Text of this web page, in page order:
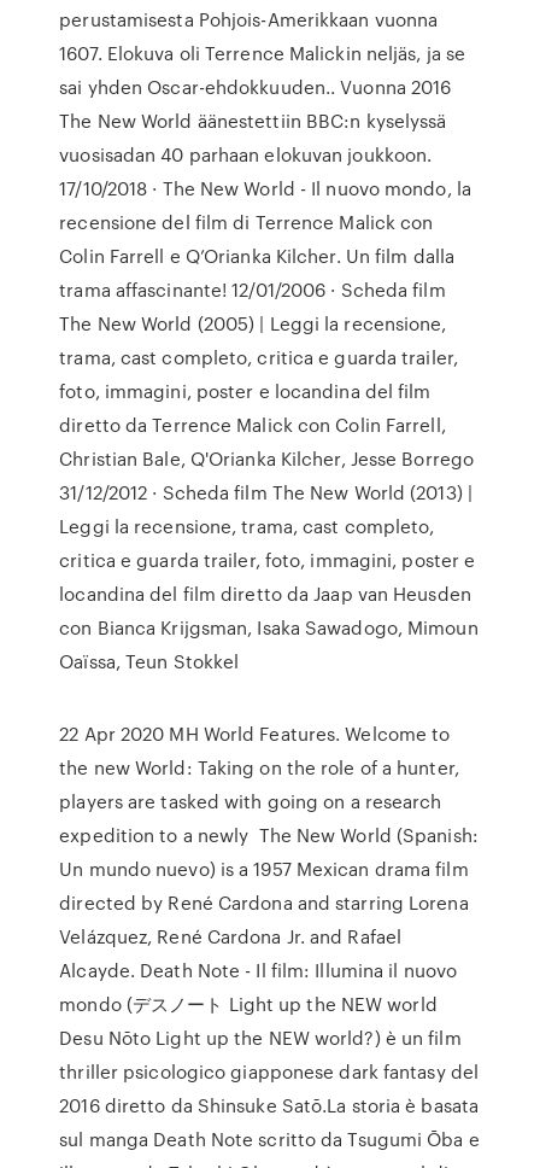
perustamisesta Pohjois-Amerikkaan vuonna
1607. Elokuva oli Terrence Malickin neljäs, ja se
sai yhden Oscar-ehdokkuuden.. Vuonna 2016
The New World äänestettiin BBC:n kyselyssä
vuosisadan 40 parhaan elokuvan joukkoon.
17/10/2018 · The New World - Il nuovo mondo, la
recensione del film di Terrence Malick con
Colin Farrell e Q’Orianka Kilcher. Un film dalla
trama affascinante! 12/01/2006 · Scheda film
The New World (2005) | Leggi la recensione,
trama, cast completo, critica e guarda trailer,
foto, immagini, poster e locandina del film
diretto da Terrence Malick con Colin Farrell,
Christian Bale, Q'Orianka Kilcher, Jesse Borrego
31/12/2012 · Scheda film The New World (2013) |
Leggi la recensione, trama, cast completo,
critica e guarda trailer, foto, immagini, poster e
locandina del film diretto da Jaap van Heusden
con Bianca Krijgsman, Isaka Sawadogo, Mimoun
Oaïssa, Teun Stokkel
22 Apr 2020 MH World Features. Welcome to
the new World: Taking on the role of a hunter,
players are tasked with going on a research
expedition to a newly The New World (Spanish:
Un mundo nuevo) is a 1957 Mexican drama film
directed by René Cardona and starring Lorena
Velázquez, René Cardona Jr. and Rafael
Alcayde. Death Note - Il film: Illumina il nuovo
mondo (デスノート Light up the NEW world
Desu Nōto Light up the NEW world?) è un film
thriller psicologico giapponese dark fantasy del
2016 diretto da Shinsuke Satō.La storia è basata
sul manga Death Note scritto da Tsugumi Ōba e